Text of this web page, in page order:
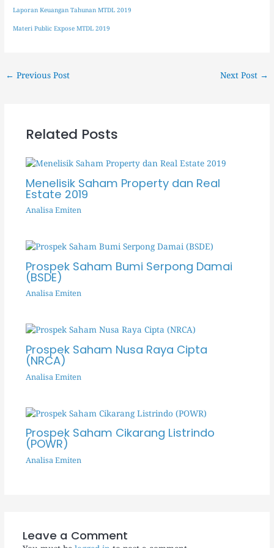
Laporan Keuangan Tahunan MTDL 2019
Materi Public Expose MTDL 2019
← Previous Post Next Post →
Related Posts
Menelisik Saham Property dan Real
Estate 2019
Analisa Emiten
Prospek Saham Bumi Serpong Damai
(BSDE)
Analisa Emiten
Prospek Saham Nusa Raya Cipta
(NRCA)
Analisa Emiten
Prospek Saham Cikarang Listrindo
(POWR)
Analisa Emiten
Leave a Comment